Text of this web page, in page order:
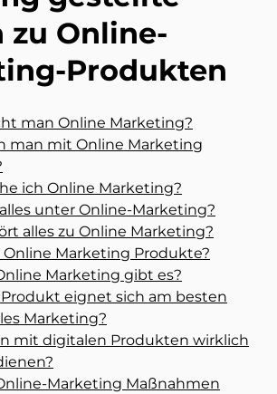
zu Online-
Produkten
man Online Marketing?
man mit Online Marketing
ich Online Marketing?
unter Online-Marketing?
alles zu Online Marketing?
Online Marketing Produkte?
Marketing gibt es?
eignet sich am besten
Marketing?
mit digitalen Produkten wirklich
Marketing Maßnahmen